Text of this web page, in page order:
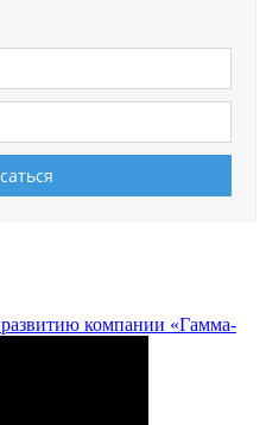
компании «Гамма-